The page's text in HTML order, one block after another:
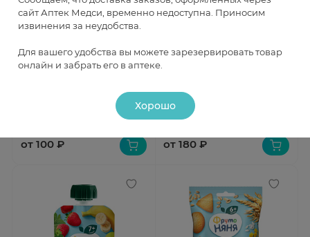
ФрутоНяня Фруктовые
от 100 ₽
В наличии
от 180 ₽
сайт Аптек Медси, временно недоступна. Приносим
извинения за неудобства.
Для вашего удобства вы можете зарезервировать товар
онлайн и забрать его в аптеке.
Хорошо